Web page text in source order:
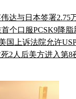
达与日本签署2.75
个口服PCSK9降
国上诉法院允许
2人后美方进入第8